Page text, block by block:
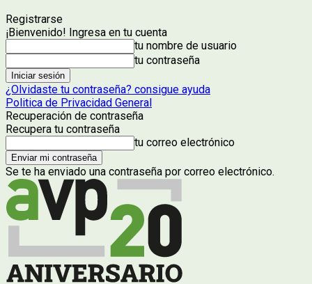
Registrarse
¡Bienvenido! Ingresa en tu cuenta
tu nombre de usuario
tu contraseña
¿Olvidaste tu contraseña? consigue ayuda
Politica de Privacidad General
Recuperación de contraseña
Recupera tu contraseña
tu correo electrónico
Se te ha enviado una contraseña por correo electrónico.